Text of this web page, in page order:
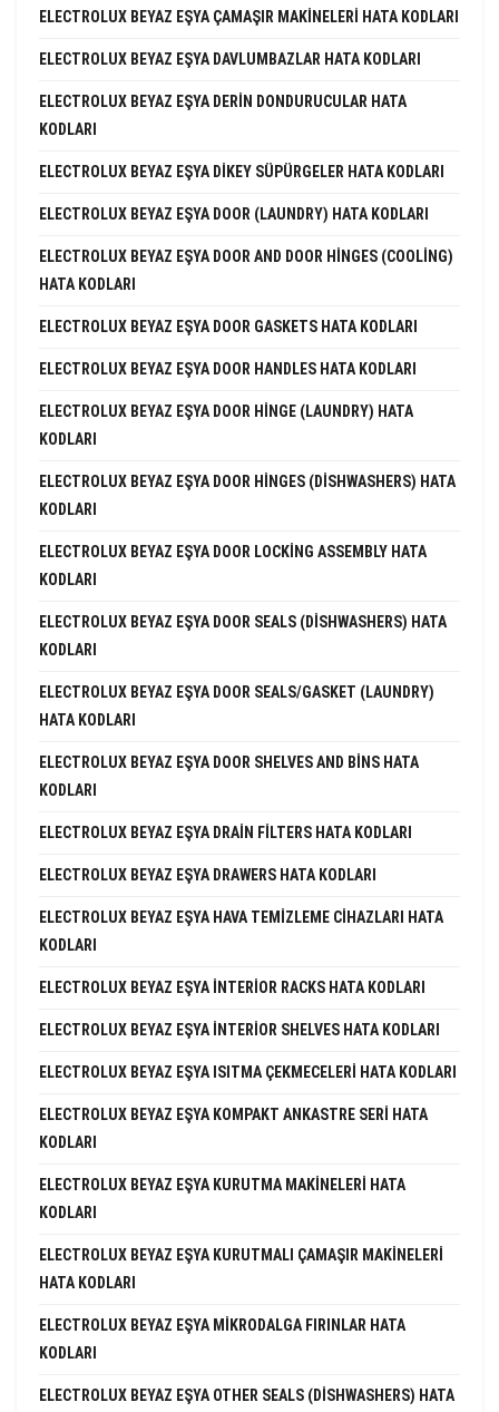
ELECTROLUX BEYAZ EŞYA ÇAMAŞIR MAKINELERI HATA KODLARI
ELECTROLUX BEYAZ EŞYA DAVLUMBAZLAR HATA KODLARI
ELECTROLUX BEYAZ EŞYA DERIN DONDURUCULAR HATA
KODLARI
ELECTROLUX BEYAZ EŞYA DIKEY SÜPÜRGELER HATA KODLARI
ELECTROLUX BEYAZ EŞYA DOOR (LAUNDRY) HATA KODLARI
ELECTROLUX BEYAZ EŞYA DOOR AND DOOR HINGES (COOLING)
HATA KODLARI
ELECTROLUX BEYAZ EŞYA DOOR GASKETS HATA KODLARI
ELECTROLUX BEYAZ EŞYA DOOR HANDLES HATA KODLARI
ELECTROLUX BEYAZ EŞYA DOOR HINGE (LAUNDRY) HATA
KODLARI
ELECTROLUX BEYAZ EŞYA DOOR HINGES (DISHWASHERS) HATA
KODLARI
ELECTROLUX BEYAZ EŞYA DOOR LOCKING ASSEMBLY HATA
KODLARI
ELECTROLUX BEYAZ EŞYA DOOR SEALS (DISHWASHERS) HATA
KODLARI
ELECTROLUX BEYAZ EŞYA DOOR SEALS/GASKET (LAUNDRY)
HATA KODLARI
ELECTROLUX BEYAZ EŞYA DOOR SHELVES AND BINS HATA
KODLARI
ELECTROLUX BEYAZ EŞYA DRAIN FILTERS HATA KODLARI
ELECTROLUX BEYAZ EŞYA DRAWERS HATA KODLARI
ELECTROLUX BEYAZ EŞYA HAVA TEMIZLEME CIHAZLARI HATA
KODLARI
ELECTROLUX BEYAZ EŞYA INTERIOR RACKS HATA KODLARI
ELECTROLUX BEYAZ EŞYA INTERIOR SHELVES HATA KODLARI
ELECTROLUX BEYAZ EŞYA ISITMA ÇEKMECELERI HATA KODLARI
ELECTROLUX BEYAZ EŞYA KOMPAKT ANKASTRE SERI HATA
KODLARI
ELECTROLUX BEYAZ EŞYA KURUTMA MAKINELERI HATA
KODLARI
ELECTROLUX BEYAZ EŞYA KURUTMALI ÇAMAŞIR MAKINELERI
HATA KODLARI
ELECTROLUX BEYAZ EŞYA MIKRODALGA FIRINLAR HATA
KODLARI
ELECTROLUX BEYAZ EŞYA OTHER SEALS (DISHWASHERS) HATA